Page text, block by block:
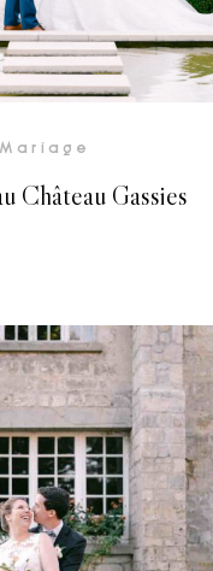
Mariage
Château Gassies
la Galerie